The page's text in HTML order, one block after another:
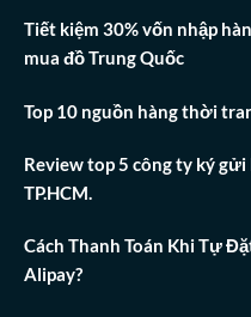
Tiết kiệm 30% vốn nhập
mua đồ Trung Quốc
Top 10 nguồn hàng thời
Review top 5 công ty ký
TP.HCM.
Cách Thanh Toán Khi Tự
Alipay?